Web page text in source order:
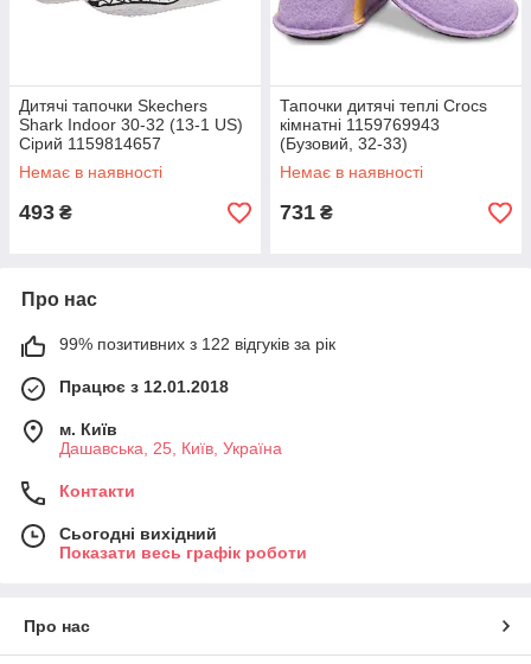
Дитячі тапочки Skechers
Shark Indoor 30-32 (13-1 US)
Сірий 1159814657
Немає в наявності
493 ₴
Тапочки дитячі теплі Crocs
кімнатні 1159769943
(Бузовий, 32-33)
Немає в наявності
731 ₴
Про нас
99% позитивних з 122 відгуків за рік
Працює з 12.01.2018
м. Київ
Дашавська, 25, Київ, Україна
Контакти
Сьогодні вихідний
Показати весь графік роботи
Про нас